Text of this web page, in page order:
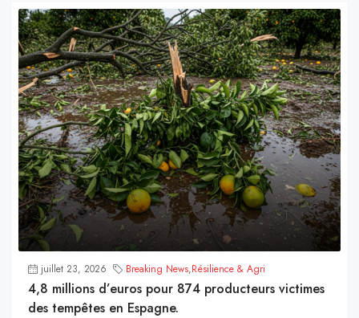
juillet 23, 2026 Breaking News,Résilience & Agri
4,8 millions d’euros pour 874 producteurs victimes
des tempêtes en Espagne.